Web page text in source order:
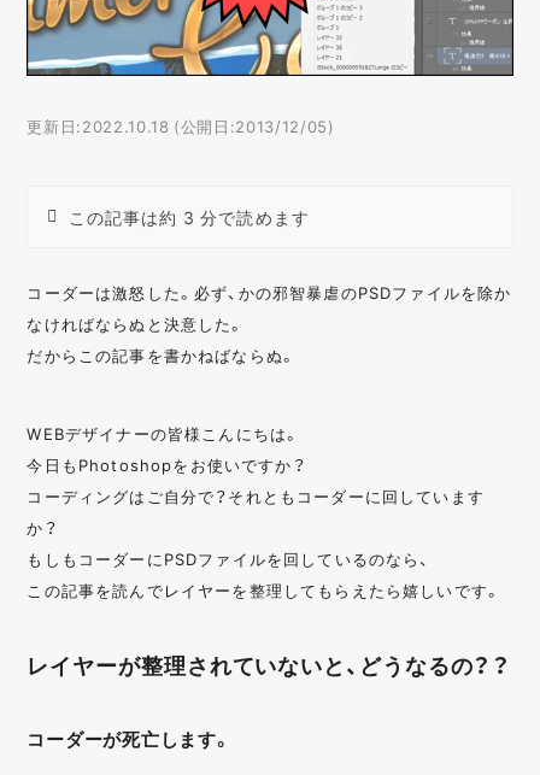
更新日:2022.10.18 (公開日:2013/12/05)
この記事は約 3 分で読めます
コーダーは激怒した。必ず、かの邪智暴虐のPSDファイルを除か
なければならぬと決意した。
だからこの記事を書かねばならぬ。
WEBデザイナーの皆様こんにちは。
今日もPhotoshopをお使いですか？
コーディングはご自分で？それともコーダーに回しています
か？
もしもコーダーにPSDファイルを回しているのなら、
この記事を読んでレイヤーを整理してもらえたら嬉しいです。
レイヤーが整理されていないと、どうなるの？？
コーダーが死亡します。